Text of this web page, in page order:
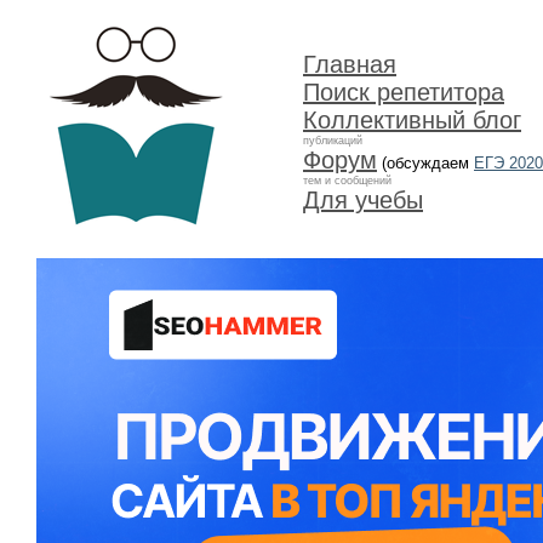
Главная
Поиск репетитора
Коллективный блог
публикаций
Форум (обсуждаем ЕГЭ 2020
тем и сообщений
Для учебы